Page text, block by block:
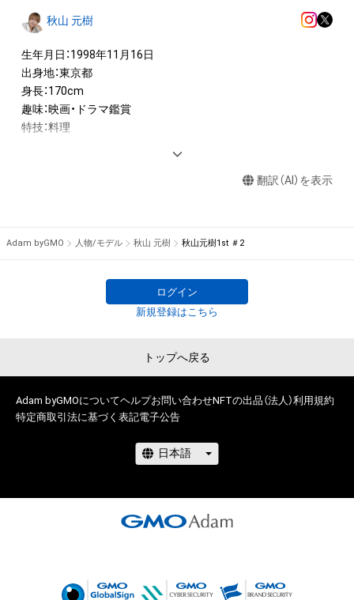
けている者によって保護されています。そのため、本アイテム
を保有していたとしても、本アイテムに関する創作物にかかる
知的財産権を有することを意味しません。
・本アイテムの著作権を有する方、著作隣接権の権利者またはそ
の管理委託を受けている者からの事前の同意なしに、上記の「本
アイテムの保有者が有する権利」の範囲を超えた行為、知的財産
権を侵害するおそれのある行為(改変、公開、配布、逆コンパイ
せん。)を行うことはできません。
・本アイテムに関する創作物の利用については、公序良俗や法令
秋山 元樹
生年月日：1998年11月16日
出身地：東京都
身長：170cm
趣味：映画・ドラマ鑑賞
特技：料理
日本初！NFTを活用した男性コンテスト『国民的推しMENコンテ
俳優、モデル、インフルエンサー、タレントなど個性豊かな参加
に選ばれます。NFTを無料でゲットしてあなたの”推し”を応援
しよう！
無料NFTを取得するには、以下『NEWSポストセブン』サイト上
postseven.com/archives/20230713_1884116.html
翻訳（AI）を表示
Adam byGMO 人物/モデル 秋山 元樹 秋山元樹1st ＃2
ログイン
新規登録はこちら
トップへ戻る
Adam byGMOについてヘルプお問い合わせNFTの出品（法人）利用規約
特定商取引法に基づく表記電子公告